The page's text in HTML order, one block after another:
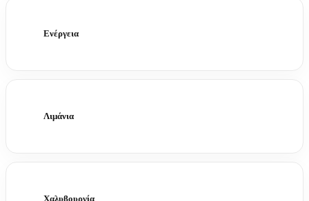
Ενέργεια
Λιμάνια
Χαλυβουργία